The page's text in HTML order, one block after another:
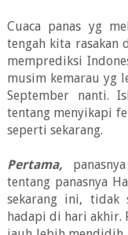
Cuaca panas yg
tengah kita rasakan
memprediksi
musim kemarau yg
September nanti.
tentang menyikapi
seperti sekarang.
Pertama,
tentang panasnya
sekarang ini, tidak
hadapi di hari akhir.